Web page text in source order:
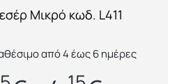
loop=yes]
Μικρό κωδ. L411
ισορροπία ανάμεσα σε
φυσικότητα και στυλ με το U-
Μικρό. Κατασκευ...
από 4 έως 6 ημέρες